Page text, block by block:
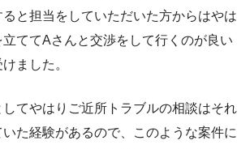
と担当をしていただいた方からはやは
立ててAさんと交渉をして行くのが良い
ました。
てやはりご近所トラブルの相談はそれ
た経験があるので、このような案件に